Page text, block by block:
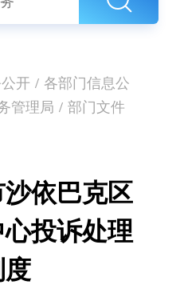
开 / 各部门信息公
管理局 / 部门文件
依巴克区
投诉处理